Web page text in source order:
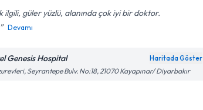
ilgili, güler yüzlü, alanında çok iyi bir doktor.
Devamı
Genesis Hospital Haritada Göster
Seyrantepe Bulv. No:18, 21070 Kayapınar/ Diyarbakır